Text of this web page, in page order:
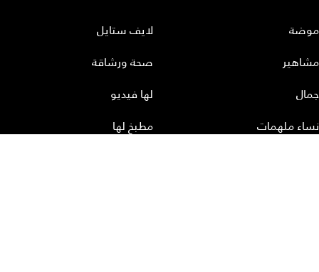
موضة
مشاهير
جمال
نساء ملهمات
لايف ستايل
صحة ورشاقة
لها فيديو
مطبخ لها